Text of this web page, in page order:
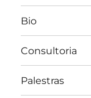
Bio
Consultoria
Palestras